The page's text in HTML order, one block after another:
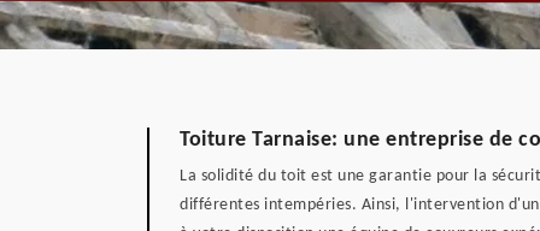
Toiture Tarnaise: une entreprise de
La solidité du toit est une garantie pour la
différentes intempéries. Ainsi, l'intervention